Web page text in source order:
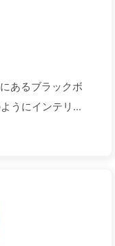
あるブラックボ
うにインテリジ